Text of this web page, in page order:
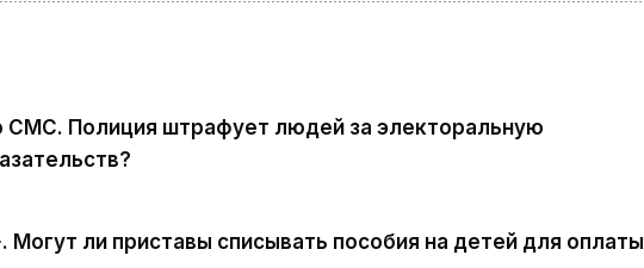
СМС. Полиция штрафует людей за электоральную
Могут ли приставы списывать пособия на детей для оплаты